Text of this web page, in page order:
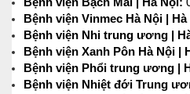
Bệnh viện Bạch Mai | Hà Nội:
Bệnh viện Vinmec Hà Nội | Hà
Bệnh viện Nhi trung ương |
Bệnh viện Xanh Pôn Hà Nội |
Bệnh viện Phổi trung ương |
Bệnh viện Nhiệt đới Trung